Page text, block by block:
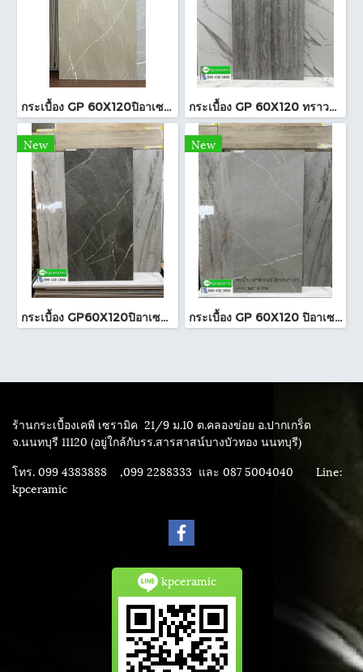
กระเบื้อง GP 60X120ปิอาเซนซ่า แซนด์ (HYG)NAT R/TPM กระเบื้อง GP 60X120 ทราวาทีน เทา (POL)ตัดขอบ PM
New
กระเบื้อง GP60X120ปิอาเซนซ่า เทาเข้ม (HYG)NAT RTPM
New
กระเบื้อง GP 60X120 ปิอาเซนซ่า เทา (HYG) NAT R/TPM
ร้านกระเบื้องเคพี เซรามิค 21/9 ม.10 ต.คลองข่อย อ.ปากเกร็ด
จ.นนทบุรี 11120 (อยู่ใกล้กับรร.สารสาสน์บางบัวทอง นนทบุรี)
โทร. 099 4383888 ,099 2288333 และ 087 5004040 Line:
kpceramic
kpceramic